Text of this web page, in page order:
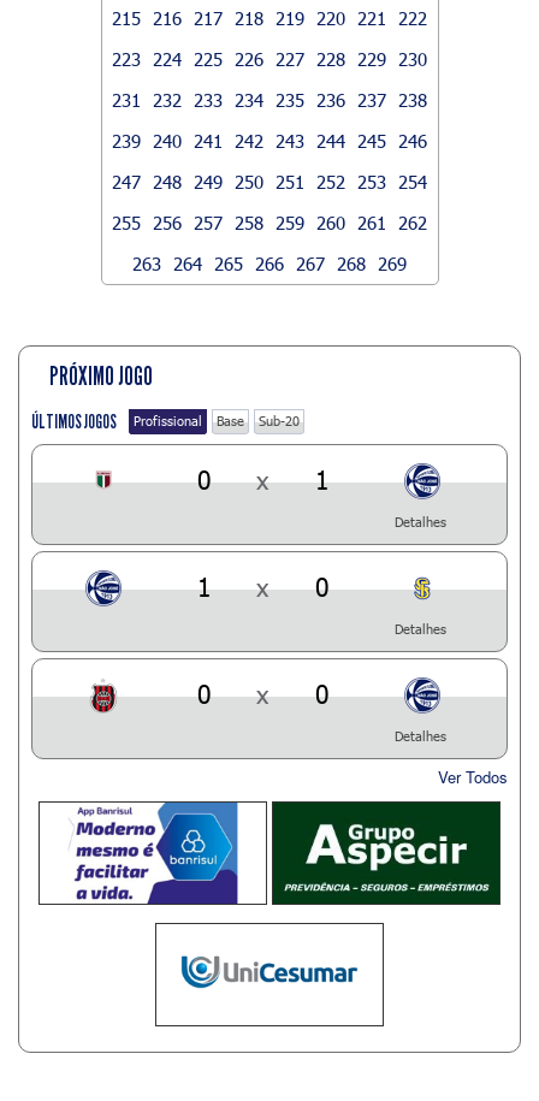
215
216 217 218 219 220 221
222
223
224 225 226 227 228 229
230
231
232 233 234 235 236 237
238
239
240 241 242 243 244 245
246
247
248 249 250 251 252 253
254
255
256 257 258 259 260 261
262
263
264 265 266 267 268 269
PRÓXIMO JOGO
ÚLTIMOS JOGOS Profissional Base Sub-20
0 x 1
Detalhes
1 x 0
Detalhes
0 x 0
Detalhes
Ver Todos